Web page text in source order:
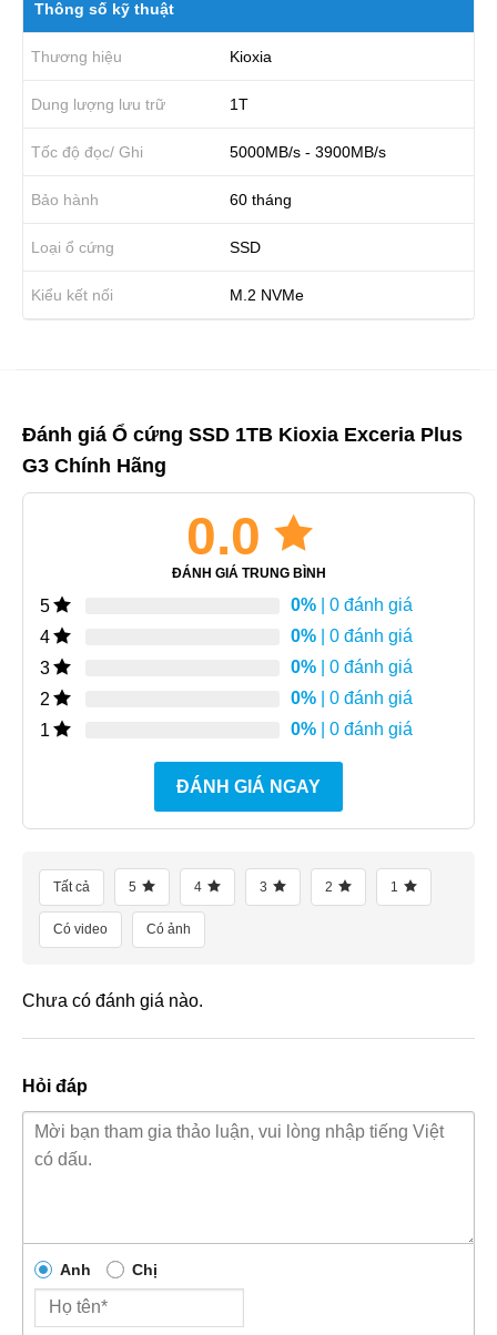
Thông số kỹ thuật
Thương hiệu Kioxia
Dung lượng lưu trữ 1T
Tốc độ đọc/ Ghi 5000MB/s - 3900MB/s
Bảo hành 60 tháng
Loại ổ cứng SSD
Kiểu kết nối M.2 NVMe
Đánh giá Ổ cứng SSD 1TB Kioxia Exceria Plus
G3 Chính Hãng
0.0
ĐÁNH GIÁ TRUNG BÌNH
5 0% | 0 đánh giá
4
0% | 0 đánh giá
3
0% | 0 đánh giá
2
0% | 0 đánh giá
1
0% | 0 đánh giá
ĐÁNH GIÁ NGAY
Tất cả 5 4 3 2 1
Có video Có ảnh
Chưa có đánh giá nào.
Hỏi đáp
Anh Chị